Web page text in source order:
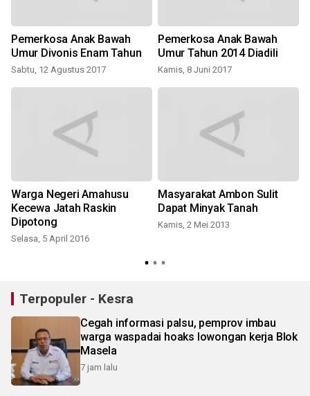
Pemerkosa Anak Bawah
Umur Divonis Enam Tahun
Sabtu, 12 Agustus 2017
Pemerkosa Anak Bawah
Umur Tahun 2014 Diadili
Kamis, 8 Juni 2017
Warga Negeri Amahusu
Kecewa Jatah Raskin
Dipotong
Selasa, 5 April 2016
Masyarakat Ambon Sulit
Dapat Minyak Tanah
Kamis, 2 Mei 2013
Terpopuler - Kesra
Cegah informasi palsu, pemprov imbau
warga waspadai hoaks lowongan kerja Blok
Masela
7 jam lalu